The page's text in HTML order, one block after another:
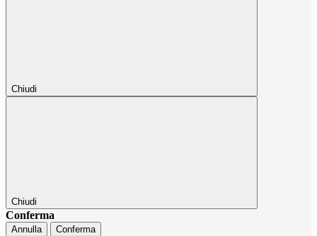
Chiudi
Chiudi
Conferma
Annulla Conferma